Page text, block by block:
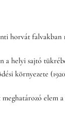
horvát falvakban
a helyi sajtó
környezete
elem a